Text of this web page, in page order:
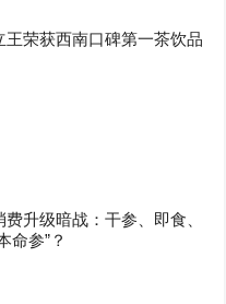
王荣获西南口碑第一茶饮品
升级暗战：干参、即食、
命参”？